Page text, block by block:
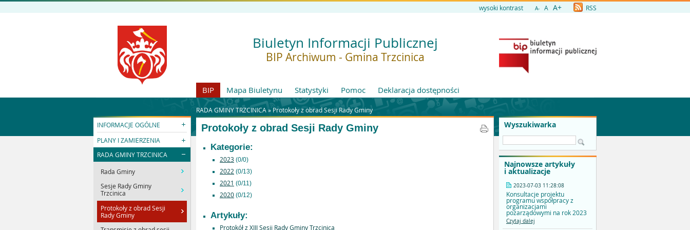
wysoki kontrast A- A A+ RSS
Biuletyn Informacji Publicznej
BIP Archiwum - Gmina Trzcinica
BIP Mapa Biuletynu Statystyki Pomoc Deklaracja dostępności
RADA GMINY TRZCINICA »Protokoły z obrad Sesji Rady Gminy
INFORMACJE OGÓLNE
PLANY I ZAMIERZENIA
RADA GMINY TRZCINICA
Rada Gminy
Sesje Rady Gminy
Trzcinica
Protokoły z obrad Sesji
Rady Gminy
Wyszukiwarka
Najnowsze artykuły
i aktualizacje
2023-07-03 11:28:08
Konsultacje projektu
programu współpracy z
organizacjami
pozarządowymi na rok 2023
Czytaj dalej
Protokoły z obrad Sesji Rady Gminy
Kategorie:
2023 (0/0)
2022 (0/13)
2021 (0/11)
2020 (0/12)
Artykuły:
Protokół z XIII Sesji Rady Gminy Trzcinica